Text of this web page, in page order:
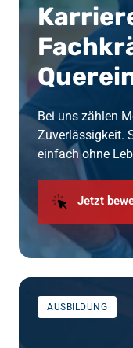
Bei uns zählen
Zuverlässigkeit.
einfach ohne
Jetzt
AUSBILDUNG